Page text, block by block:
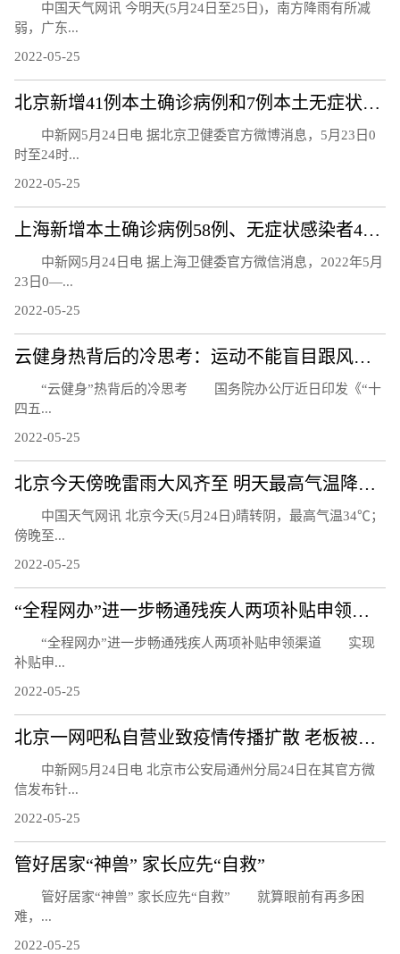
中国天气网讯 今明天(5月24日至25日)，南方降雨有所减
弱，广东...
2022-05-25
北京新增41例本土确诊病例和7例本土无症状感染者
中新网5月24日电 据北京卫健委官方微博消息，5月23日0
时至24时...
2022-05-25
上海新增本土确诊病例58例、无症状感染者422例
中新网5月24日电 据上海卫健委官方微信消息，2022年5月
23日0—...
2022-05-25
云健身热背后的冷思考：运动不能盲目跟风而是生活习惯
“云健身”热背后的冷思考 国务院办公厅近日印发《“十
四五...
2022-05-25
北京今天傍晚雷雨大风齐至 明天最高气温降至30℃以下
中国天气网讯 北京今天(5月24日)晴转阴，最高气温34℃；
傍晚至...
2022-05-25
“全程网办”进一步畅通残疾人两项补贴申领渠道
“全程网办”进一步畅通残疾人两项补贴申领渠道 实现
补贴申...
2022-05-25
北京一网吧私自营业致疫情传播扩散 老板被刑事立案调查
中新网5月24日电 北京市公安局通州分局24日在其官方微
信发布针...
2022-05-25
管好居家“神兽” 家长应先“自救”
管好居家“神兽” 家长应先“自救” 就算眼前有再多困
难，...
2022-05-25